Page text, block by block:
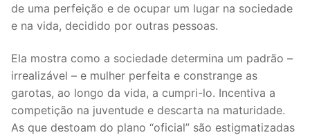
de uma perfeição e de ocupar um lugar na sociedade
e na vida, decidido por outras pessoas.
Ela mostra como a sociedade determina um padrão –
irrealizável – e mulher perfeita e constrange as
garotas, ao longo da vida, a cumpri-lo. Incentiva a
competição na juventude e descarta na maturidade.
As que destoam do plano “oficial” são estigmatizadas